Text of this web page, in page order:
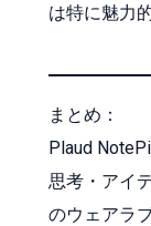
は特に魅力
まとめ：
Plaud
思考・アイ
のウェアラ